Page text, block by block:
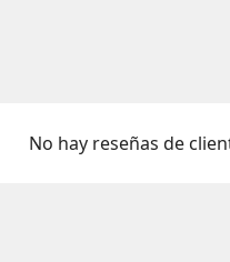
No hay reseñas de